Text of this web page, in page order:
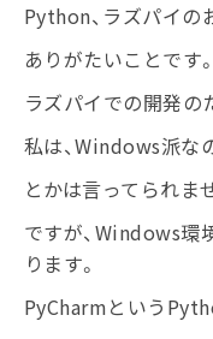
Python、ラズパイの
ありがたいことです。
ラズパイでの開発の
私は、Windows派なの
とかは言ってられま
ですが、Windows
ります。
PyCharmという